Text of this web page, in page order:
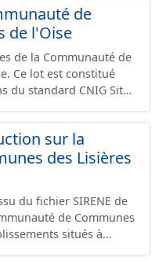
de
de l'Oise
de la Communauté de
Ce lot est constitué
du standard CNIG Sites
sur la
des Lisières
du fichier SIRENE de
de Communes